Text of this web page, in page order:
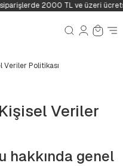
2000 TL ve üzeri
Veriler Politikası
Kişisel Veriler
hakkında genel